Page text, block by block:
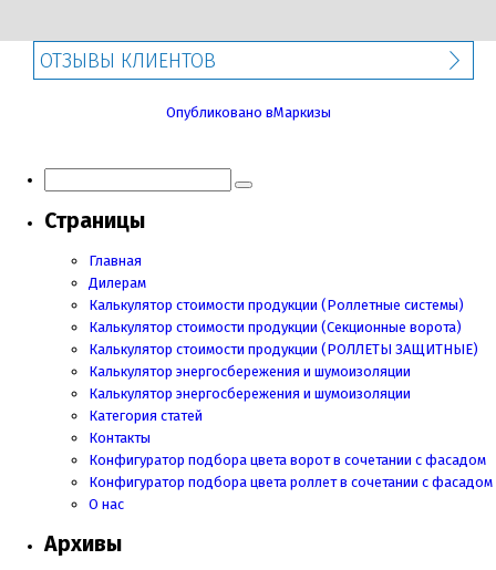
ОТЗЫВЫ КЛИЕНТОВ
Опубликовано вМаркизы
Страницы
Главная
Дилерам
Калькулятор стоимости продукции (Роллетные системы)
Калькулятор стоимости продукции (Секционные ворота)
Калькулятор стоимости продукции (РОЛЛЕТЫ ЗАЩИТНЫЕ)
Калькулятор энергосбережения и шумоизоляции
Калькулятор энергосбережения и шумоизоляции
Категория статей
Контакты
Конфигуратор подбора цвета ворот в сочетании с фасадом
Конфигуратор подбора цвета роллет в сочетании с фасадом
О нас
Архивы